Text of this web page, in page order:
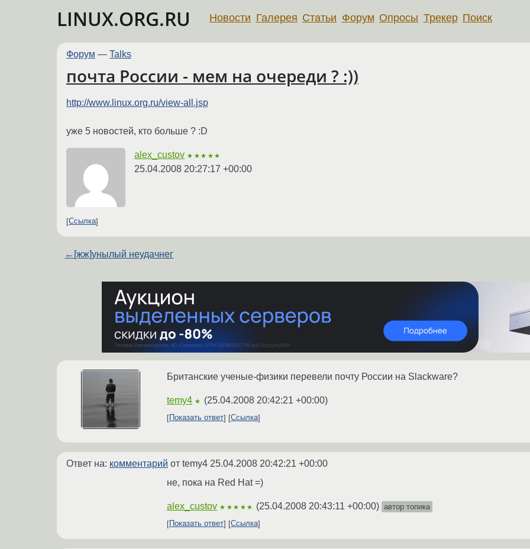
LINUX.ORG.RU Новости Галерея Статьи Форум Опросы Трекер Поиск
Форум — Talks
почта России - мем на очереди ? :))
http://www.linux.org.ru/view-all.jsp
уже 5 новостей, кто больше ? :D
alex_custov ★★★★★
25.04.2008 20:27:17 +00:00
Ссылка
← [жж]унылый неудачнег
Британские ученые-физики перевели почту России на Slackware?
temy4 ★ (25.04.2008 20:42:21 +00:00)
Показать ответ Ссылка
Ответ на: комментарий от temy4 25.04.2008 20:42:21 +00:00
не, пока на Red Hat =)
alex_custov ★★★★★ (25.04.2008 20:43:11 +00:00) автор топика
Показать ответ
Ссылка